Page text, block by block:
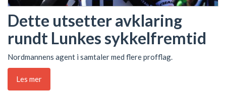
Dette utsetter avklaring
rundt Lunkes sykkelfremtid
Nordmannens agent i samtaler med flere profflag.
Les mer